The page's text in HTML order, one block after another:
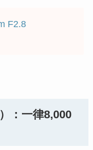
F2.8
：一律8,000